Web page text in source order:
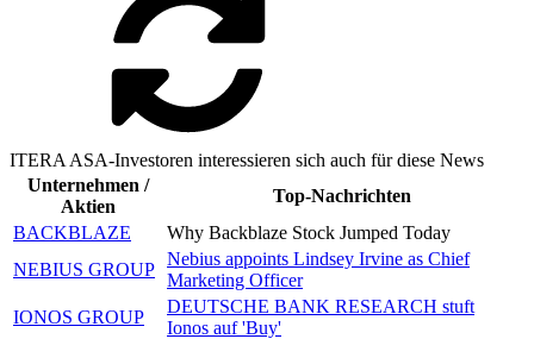
ITERA ASA-Investoren interessieren sich auch für diese News
Unternehmen /
Aktien
Top-Nachrichten
BACKBLAZE
Why Backblaze Stock Jumped Today
NEBIUS GROUP
Nebius appoints Lindsey Irvine as Chief
Marketing Officer
IONOS GROUP
DEUTSCHE BANK RESEARCH stuft
Ionos auf 'Buy'